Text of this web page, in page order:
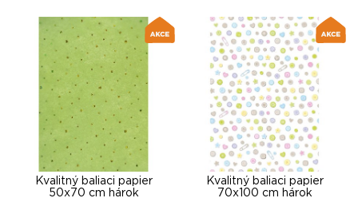
Kvalitný baliaci papier
50x70 cm hárok
Kvalitný baliaci papier
70x100 cm hárok